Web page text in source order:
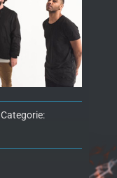
Categorie: